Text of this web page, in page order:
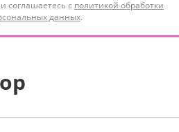
соглашаетесь с политикой обработки
данных.